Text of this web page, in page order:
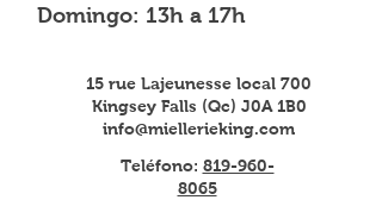
Domingo: 13h a 17h
15 rue Lajeunesse local 700
Kingsey Falls (Qc) J0A 1B0
info@miellerieking.com
Teléfono: 819-960-
8065